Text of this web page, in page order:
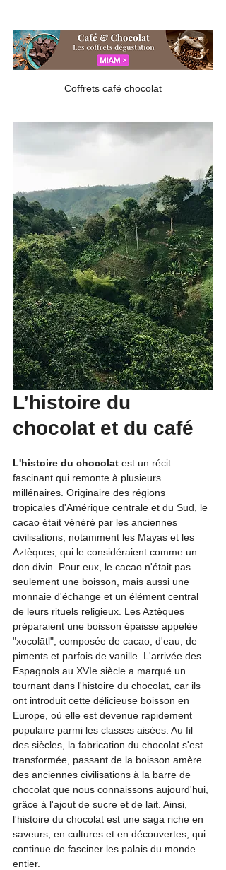
Coffrets café chocolat
L’histoire du
chocolat et du café
L'histoire du chocolat est un récit
fascinant qui remonte à plusieurs
millénaires. Originaire des régions
tropicales d'Amérique centrale et du Sud, le
cacao était vénéré par les anciennes
civilisations, notamment les Mayas et les
Aztèques, qui le considéraient comme un
don divin. Pour eux, le cacao n'était pas
seulement une boisson, mais aussi une
monnaie d'échange et un élément central
de leurs rituels religieux. Les Aztèques
préparaient une boisson épaisse appelée
"xocolātl", composée de cacao, d'eau, de
piments et parfois de vanille. L'arrivée des
Espagnols au XVIe siècle a marqué un
tournant dans l'histoire du chocolat, car ils
ont introduit cette délicieuse boisson en
Europe, où elle est devenue rapidement
populaire parmi les classes aisées. Au fil
des siècles, la fabrication du chocolat s'est
transformée, passant de la boisson amère
des anciennes civilisations à la barre de
chocolat que nous connaissons aujourd'hui,
grâce à l'ajout de sucre et de lait. Ainsi,
l'histoire du chocolat est une saga riche en
saveurs, en cultures et en découvertes, qui
continue de fasciner les palais du monde
entier.